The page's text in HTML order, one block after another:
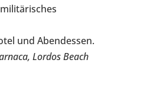
und Abendessen.
Lordos Beach